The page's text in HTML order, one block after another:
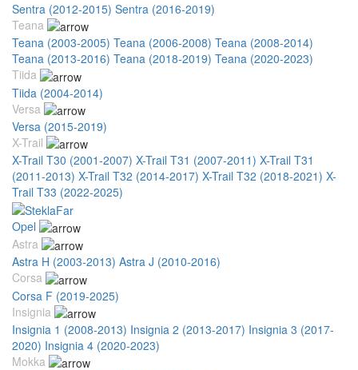
Sentra (2012-2015) Sentra (2016-2019)
Teana
Teana (2003-2005) Teana (2006-2008) Teana (2008-2014)
Teana (2013-2016) Teana (2018-2019) Teana (2020-2023)
Tiida
Tiida (2004-2014)
Versa
Versa (2015-2019)
X-Trail
X-Trail T30 (2001-2007) X-Trail T31 (2007-2011) X-Trail T31
(2011-2013) X-Trail T32 (2014-2017) X-Trail T32 (2018-2021) X-
Trail T33 (2022-2025)
Opel
Astra
Astra H (2003-2013) Astra J (2010-2016)
Corsa
Corsa F (2019-2025)
Insignia
Insignia 1 (2008-2013) Insignia 2 (2013-2017) Insignia 3 (2017-
2020) Insignia 4 (2020-2023)
Mokka